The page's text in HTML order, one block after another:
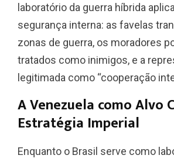
laboratório da guerra híbrida
segurança interna: as favelas
zonas de guerra, os moradores
tratados como inimigos, e a
legitimada como “cooperação
A Venezuela como Alvo
Estratégia Imperial
Enquanto o Brasil serve como